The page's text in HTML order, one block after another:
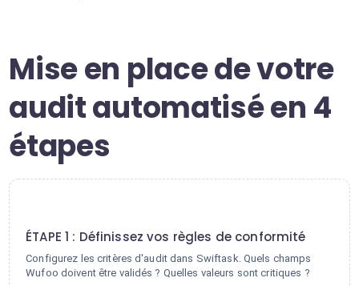
Mise en place de votre
audit automatisé en 4
étapes
ÉTAPE 1 : Définissez vos règles de conformité
Configurez les critères d'audit dans Swiftask. Quels champs
Wufoo doivent être validés ? Quelles valeurs sont critiques ?